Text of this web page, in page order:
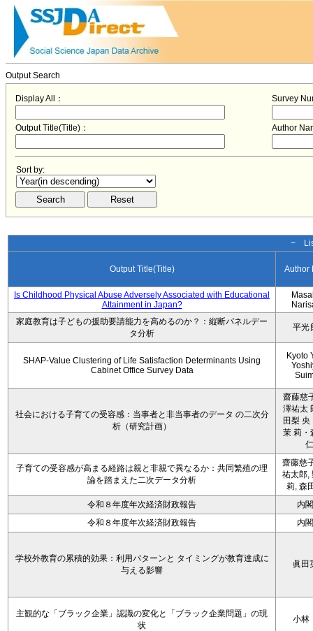
Output Search
Display All： Survey
Output Title(Title)： Author
Sort by:
−
Output Title(Title) Author
Is Childhood Physical Abuse Adversely Associated with Educational
Attainment in Japan?
家庭教育は子どもの援助要請能力を高めるのか？：縦断パネルデー
タ分析
平光
SHAP-Value Clustering of Life Satisfaction Determinants Using
Cabinet Office Survey Data
Kyoto
社会における子育ての受容感：当事者と非当事者のデータ の二次分
析（研究計画）
齋藤慈
澤祐太
田梨 央
茉 莉・
仁
子育ての受容感が高まる経路は親と非親で異なるか：共同繁殖の理
論を踏まえた二次データ分析
齋藤慈
祐太郎,
莉, 森
令和８年度年次経済財政報告
内
令和８年度年次経済財政報告
内
学校外教育の累積的効果：利用パターンと タイミングが教育達成に
与える影響
眞田
主観的な「ブラック企業」認識の変化と「ブラック企業問題」の現
状
小